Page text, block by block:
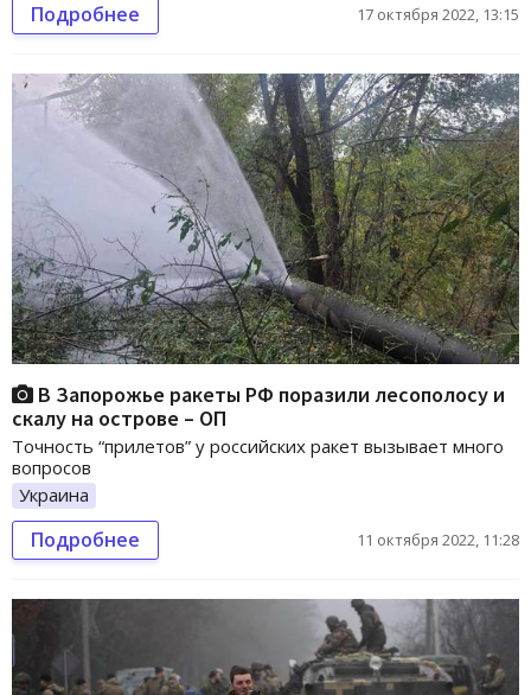
Подробнее 17 октября 2022, 13:15
В Запорожье ракеты РФ поразили лесополосу и
скалу на острове – ОП
Точность “прилетов” у российских ракет вызывает много
вопросов
Украина
Подробнее 11 октября 2022, 11:28